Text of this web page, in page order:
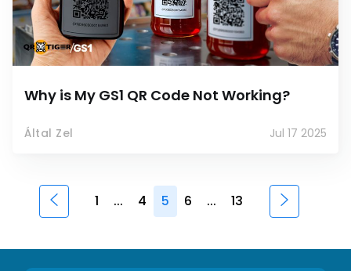
Why is My GS1 QR Code Not Working?
Által Zel Jul 17 2025
1 ... 4 5 6 ... 13